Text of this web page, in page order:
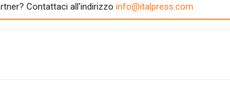
Contattaci all'indirizzo info@italpress.com